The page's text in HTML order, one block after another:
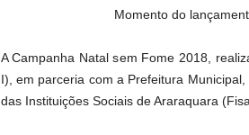
Momento do
A Campanha Natal sem Fome 2018,
I), em parceria com a Prefeitura
das Instituições Sociais de Araraquara